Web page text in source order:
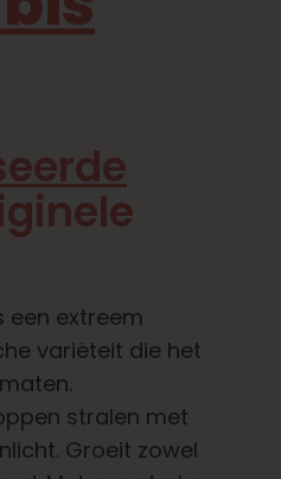
een extreem
variëteit die het
stralen met
Groeit zowel